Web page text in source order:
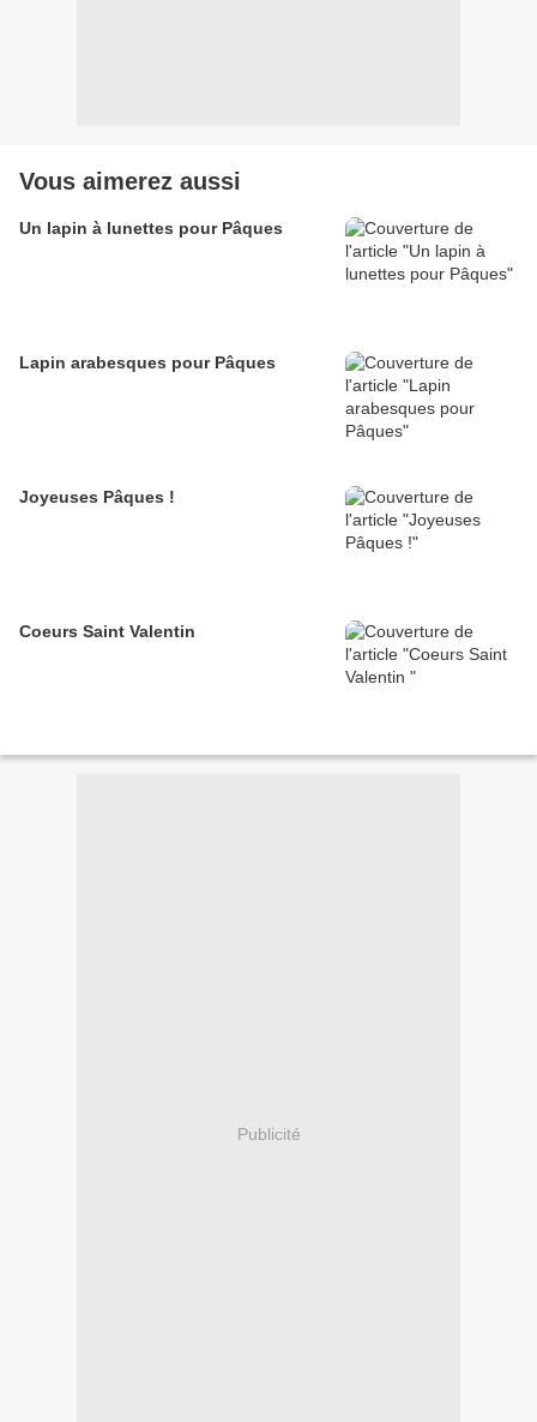
Vous aimerez aussi
Un lapin à lunettes pour Pâques
Lapin arabesques pour Pâques
Joyeuses Pâques !
Coeurs Saint Valentin
Publicité